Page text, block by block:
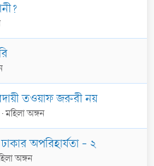
তওয়াফ জরুরী নয়
মহিলা অঙ্গন
অপরিহার্যতা - ২
অঙ্গন